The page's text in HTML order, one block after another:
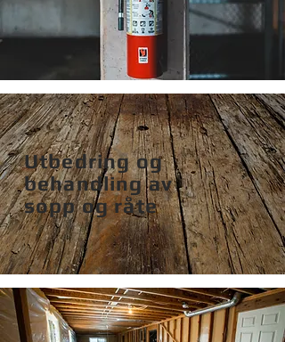
Utbedring og
behandling av
sopp og råte